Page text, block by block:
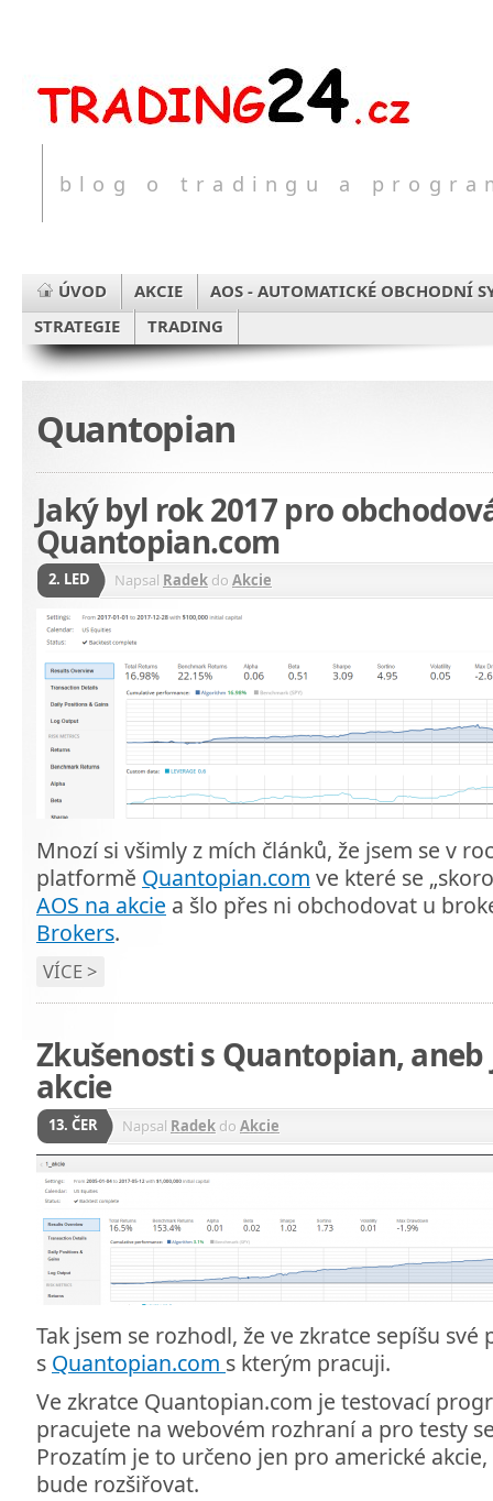
blog o tradingu a
ÚVOD AKCIE
AOS - AUTOMATICKÉ OBCHODNÍ
STRATEGIE
TRADING
Quantopian
Jaký byl rok 2017 pro
Quantopian.com
2. LED Napsal Radek do Akcie
Mnozí si všimly z mích článků, že jsem se v
platformě Quantopian.com ve které se
AOS na akcie a šlo přes ni obchodovat u
Brokers.
VÍCE >
Zkušenosti s Quantopian, aneb
akcie
13. ČER Napsal Radek do Akcie
Tak jsem se rozhodl, že ve zkratce sepíšu své
s Quantopian.com s kterým pracuji.
Ve zkratce Quantopian.com je testovací
pracujete na webovém rozhraní a pro testy
Prozatím je to určeno jen pro americké
bude rozšiřovat.